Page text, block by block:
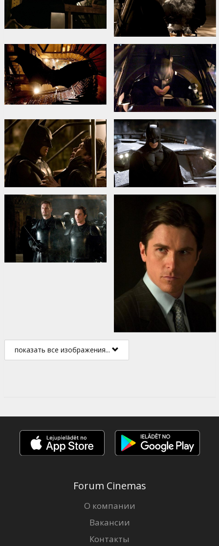
показать все изображения...
Forum Cinemas
О компании
Вакансии
Контакты